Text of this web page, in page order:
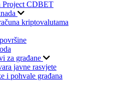
Project CDBET
kriptovalutama
za građane
javne rasvjete
i pohvale građana